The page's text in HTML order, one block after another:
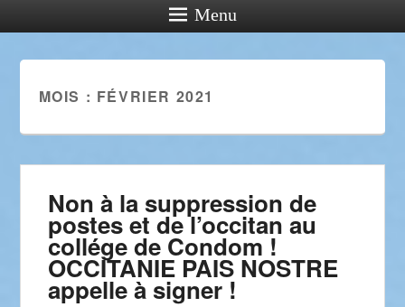
Menu
MOIS : FÉVRIER 2021
Non à la suppression de
postes et de l’occitan au
collége de Condom !
OCCITANIE PAIS NOSTRE
appelle à signer !